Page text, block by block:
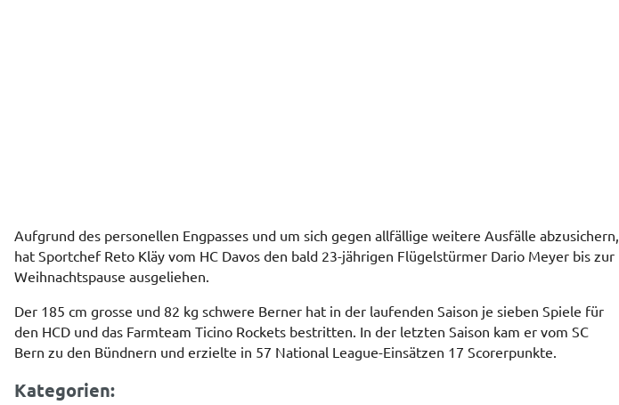
Aufgrund des personellen Engpasses und um sich gegen allfällige weitere Ausfälle abzusichern,
hat Sportchef Reto Kläy vom HC Davos den bald 23-jährigen Flügelstürmer Dario Meyer bis zur
Weihnachtspause ausgeliehen.
Der 185 cm grosse und 82 kg schwere Berner hat in der laufenden Saison je sieben Spiele für
den HCD und das Farmteam Ticino Rockets bestritten. In der letzten Saison kam er vom SC
Bern zu den Bündnern und erzielte in 57 National League-Einsätzen 17 Scorerpunkte.
Kategorien: